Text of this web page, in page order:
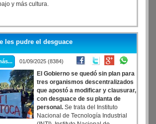
y más cultura.
les pudre el desguace
01/09/2025 (8384)
El Gobierno se quedó sin plan para
tres organismos descentralizados
que apostó a modificar y clausurar,
con desguace de su planta de
personal. Se trata del Instituto
Nacional de Tecnología Industrial